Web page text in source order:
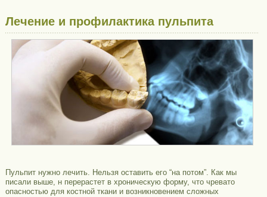
Лечение и профилактика пульпита
Пульпит нужно лечить. Нельзя оставить его “на потом”. Как мы
писали выше, н перерастет в хроническую форму, что чревато
опасностью для костной ткани и возникновением сложных